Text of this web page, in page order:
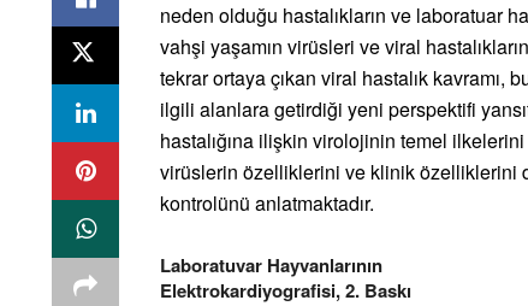
neden olduğu hastalıkların ve laboratuar
vahşi yaşamın virüsleri ve viral
tekrar ortaya çıkan viral hastalık kavramı,
ilgili alanlara getirdiği yeni perspektifi
hastalığına ilişkin virolojinin temel
virüslerin özelliklerini ve klinik özelliklerini
kontrolünü anlatmaktadır.
Laboratuvar Hayvanlarının
Elektrokardiyografisi, 2. Baskı